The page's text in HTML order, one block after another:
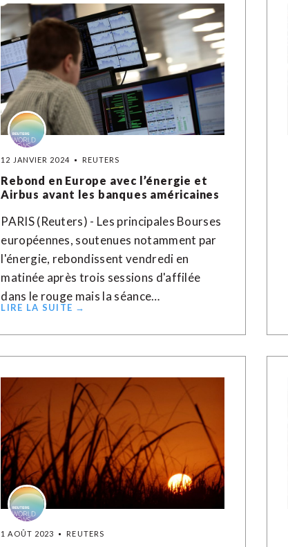
12 JANVIER 2024 REUTERS
Rebond en Europe avec l’énergie et
Airbus avant les banques américaines
PARIS (Reuters) - Les principales Bourses
européennes, soutenues notamment par
l'énergie, rebondissent vendredi en
matinée après trois sessions d'affilée
dans le rouge mais la séance…
LIRE LA SUITE →
1 AOÛT 2023 REUTERS